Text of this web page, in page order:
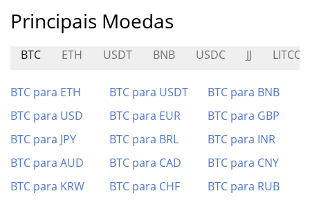
Principais Moedas
BTC ETH USDT BNB USDC JJ
BTC para ETH BTC para USDT
BTC para BNB
BTC para USD
BTC para EUR
BTC para GBP
BTC para JPY
BTC para BRL
BTC para INR
BTC para AUD
BTC para CAD
BTC para CNY
BTC para KRW
BTC para CHF BTC para RUB